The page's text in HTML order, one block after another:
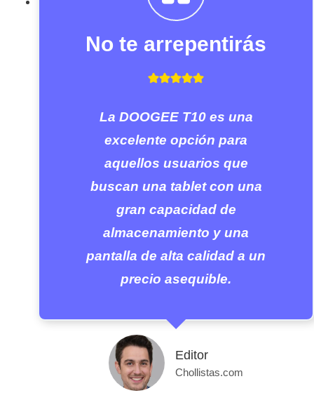
No te arrepentirás
La DOOGEE T10 es una
excelente opción para
aquellos usuarios que
buscan una tablet con una
gran capacidad de
almacenamiento y una
pantalla de alta calidad a un
precio asequible.
Editor
Chollistas.com